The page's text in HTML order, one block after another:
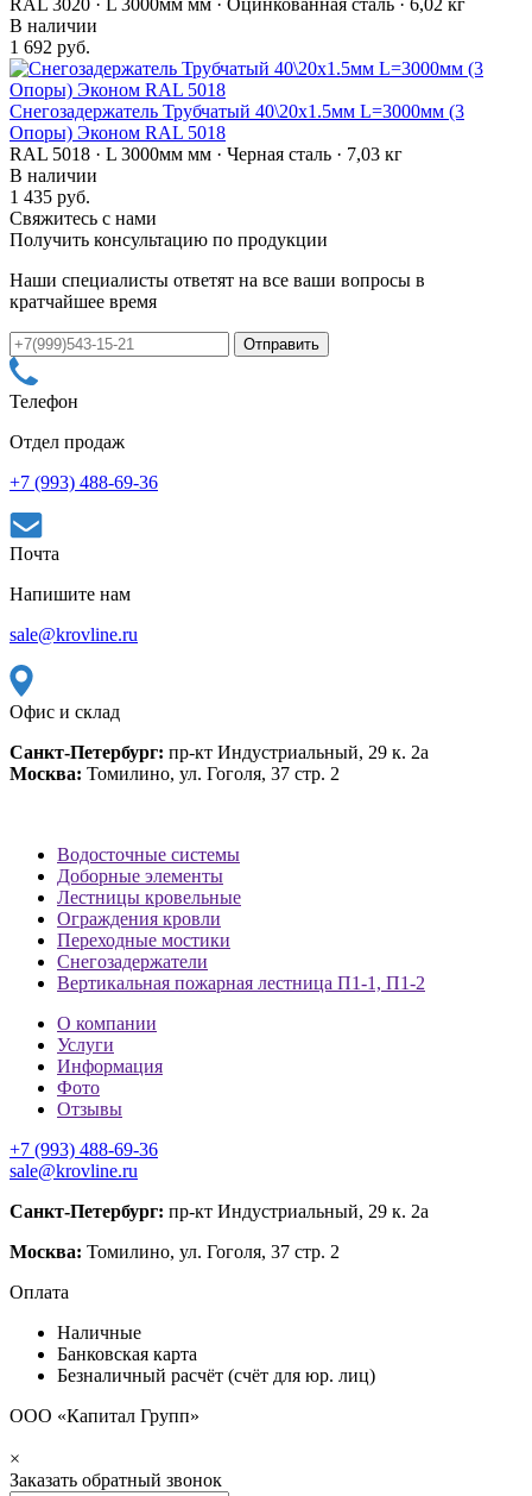
В наличии
1 692 руб.
Снегозадержатель Трубчатый 40\20х1.5мм L=3000мм (3
Опоры) Эконом RAL 5018
RAL 5018 · L 3000мм мм · Черная сталь · 7,03 кг
В наличии
1 435 руб.
Свяжитесь с нами
Получить консультацию по продукции
Наши специалисты ответят на все ваши вопросы в
кратчайшее время
Телефон
Отдел продаж
+7 (993) 488-69-36
Почта
Напишите нам
sale@krovline.ru
Офис и склад
Санкт-Петербург: пр-кт Индустриальный, 29 к. 2а
Москва: Томилино, ул. Гоголя, 37 стр. 2
Водосточные системы
Доборные элементы
Лестницы кровельные
Ограждения кровли
Переходные мостики
Снегозадержатели
Вертикальная пожарная лестница П1-1, П1-2
О компании
Услуги
Информация
Фото
Отзывы
+7 (993) 488-69-36
sale@krovline.ru
Санкт-Петербург: пр-кт Индустриальный, 29 к. 2а
Москва: Томилино, ул. Гоголя, 37 стр. 2
Оплата
Наличные
Банковская карта
Безналичный расчёт (счёт для юр. лиц)
ООО «Капитал Групп»
×
Заказать обратный звонок